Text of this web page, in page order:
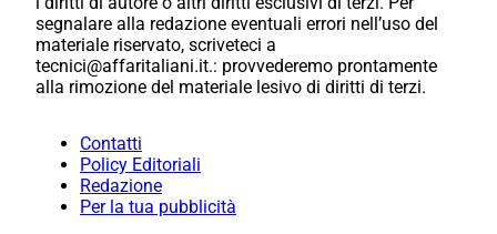
segnalare alla redazione eventuali errori nell’uso del
materiale riservato, scriveteci a
tecnici@affaritaliani.it.: provvederemo prontamente
alla rimozione del materiale lesivo di diritti di terzi.
Contatti
Policy Editoriali
Redazione
Per la tua pubblicità